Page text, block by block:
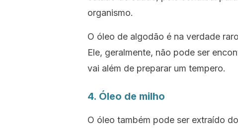
organismo.
O óleo de algodão é na verdade
Ele, geralmente, não pode ser
vai além de preparar um tempero.
4. Óleo de milho
O óleo também pode ser extraído